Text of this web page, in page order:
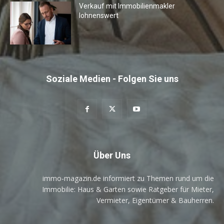
Verkauf mit Immobilienmakler
lohnenswert
Soziale Medien - Folgen Sie uns
Über Uns
immo-magazin.de informiert zu Themen rund um die
Immobilie: Haus & Garten sowie Ratgeber für Mieter,
Vermieter, Eigentümer & Bauherren.